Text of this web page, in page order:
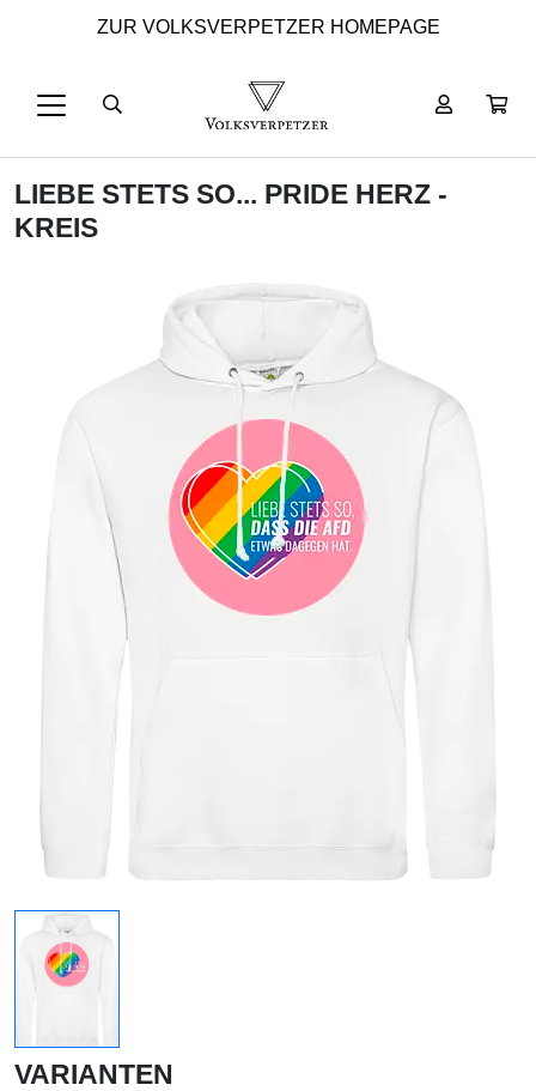
ZUR VOLKSVERPETZER HOMEPAGE
LIEBE STETS SO... PRIDE HERZ -
KREIS
VARIANTEN